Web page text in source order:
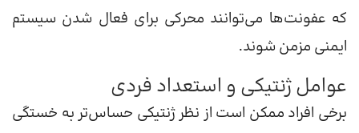
که عفونت‌ها می‌توانند محرکی برای فعال شدن سیستم
ایمنی مزمن شوند.
عوامل ژنتیکی و استعداد فردی
برخی افراد ممکن است از نظر ژنتیکی حساس‌تر به خستگی